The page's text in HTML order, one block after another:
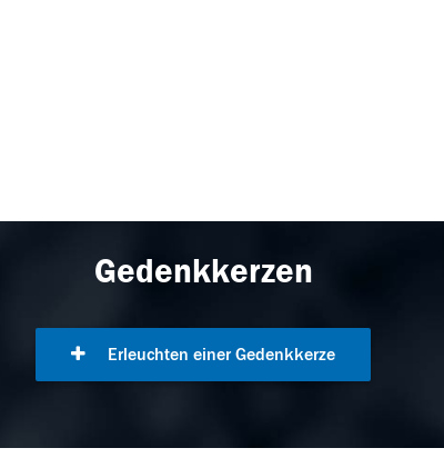
Gedenkkerzen
Erleuchten einer Gedenkkerze